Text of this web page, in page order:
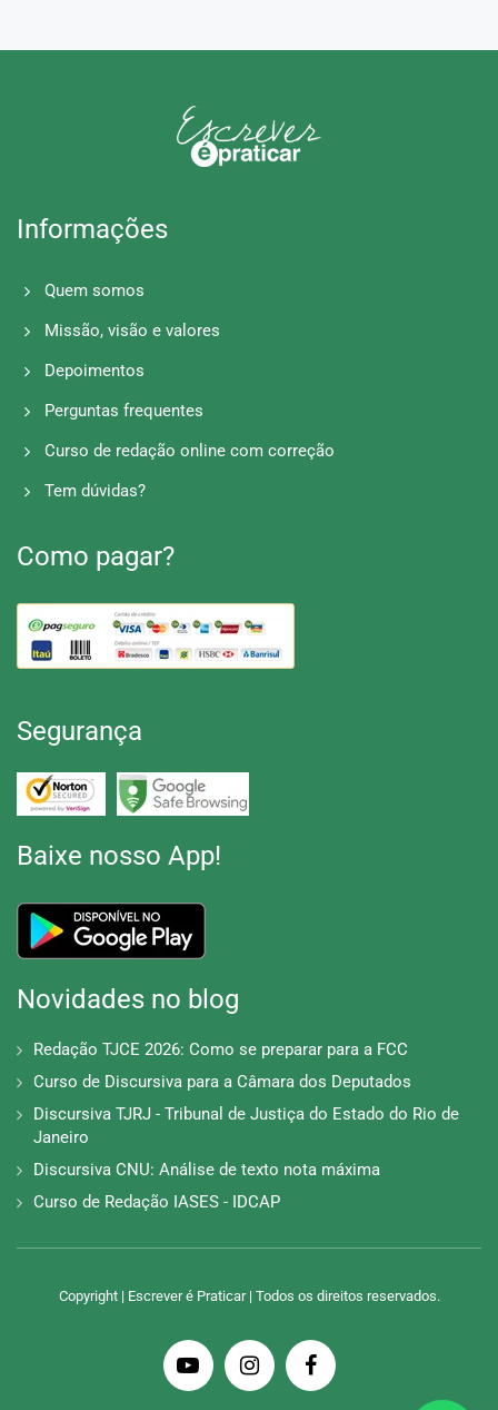
Informações
Quem somos
Missão, visão e valores
Depoimentos
Perguntas frequentes
Curso de redação online com correção
Tem dúvidas?
Como pagar?
Segurança
Baixe nosso App!
Novidades no blog
Redação TJCE 2026: Como se preparar para a FCC
Curso de Discursiva para a Câmara dos Deputados
Discursiva TJRJ - Tribunal de Justiça do Estado do Rio de
Janeiro
Discursiva CNU: Análise de texto nota máxima
Curso de Redação IASES - IDCAP
Copyright | Escrever é Praticar | Todos os direitos reservados.